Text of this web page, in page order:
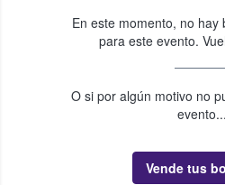
En este momento, no hay
para este evento.
O si por algún motivo no
evento...
Vende tus